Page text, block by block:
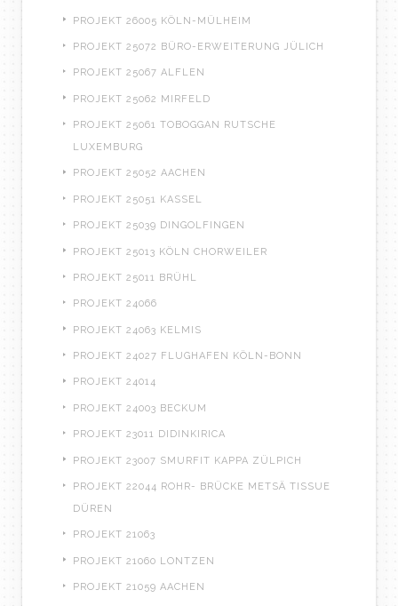
PROJEKT 26005 KÖLN-MÜLHEIM
PROJEKT 25072 BÜRO-ERWEITERUNG JÜLICH
PROJEKT 25067 ALFLEN
PROJEKT 25062 MIRFELD
PROJEKT 25061 TOBOGGAN RUTSCHE
LUXEMBURG
PROJEKT 25052 AACHEN
PROJEKT 25051 KASSEL
PROJEKT 25039 DINGOLFINGEN
PROJEKT 25013 KÖLN CHORWEILER
PROJEKT 25011 BRÜHL
PROJEKT 24066
PROJEKT 24063 KELMIS
PROJEKT 24027 FLUGHAFEN KÖLN-BONN
PROJEKT 24014
PROJEKT 24003 BECKUM
PROJEKT 23011 DIDINKIRICA
PROJEKT 23007 SMURFIT KAPPA ZÜLPICH
PROJEKT 22044 ROHR- BRÜCKE METSÄ TISSUE
DÜREN
PROJEKT 21063
PROJEKT 21060 LONTZEN
PROJEKT 21059 AACHEN